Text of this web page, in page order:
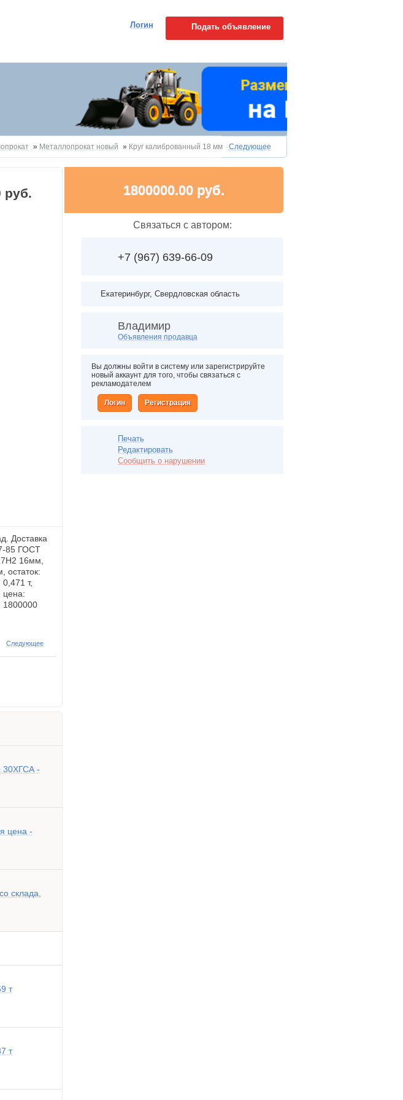
Логин Подать объявление
Следующее
» Металлопрокат новый » Круг калиброванный 18 мм 14Х17Н2 - 1800000 руб.
руб.
Доставка
85 ГОСТ
16мм,
остаток:
т,
цена:
1800000
Следующее
30ХГСА -
цена -
склада,
т
т
1800000.00 руб.
Связаться с автором:
+7 (967) 639-66-09
Екатеринбург, Свердловская область
Владимир
Объявления продавца
Вы должны войти в систему или зарегистрируйте
новый аккаунт для того, чтобы связаться с
рекламодателем
Логин Регистрация
Печать
Редактировать
Сообщить о нарушении